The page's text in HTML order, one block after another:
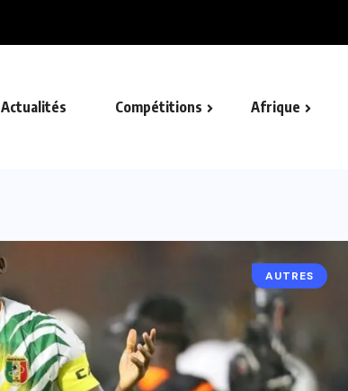
Actualités Compétitions Afrique
AUTRES